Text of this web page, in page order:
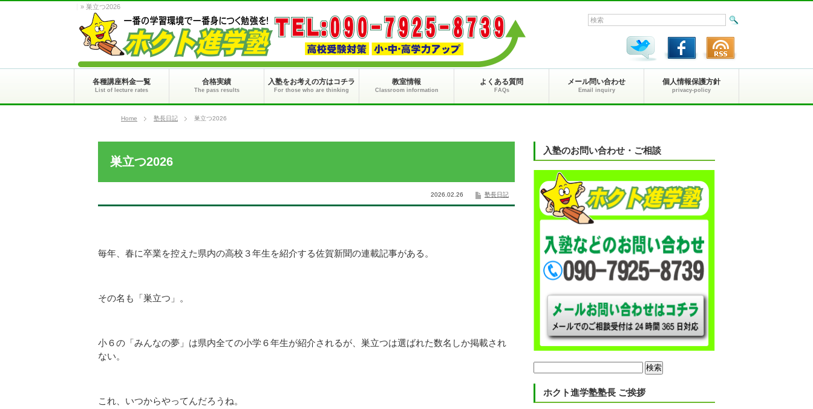
» 巣立つ2026
各種講座料金一覧
List of lecture rates
合格実績
The pass results
入塾をお考えの方はコチラ
For those who are thinking
教室情報
Classroom information
よくある質問
FAQs
メール問い合わせ
Email inquiry
個人情報保護方針
privacy-policy
Home 塾長日記 巣立つ2026
巣立つ2026
塾長日記
2026.02.26
毎年、春に卒業を控えた県内の高校３年生を紹介する佐賀新聞の連載記事がある。
その名も「巣立つ」。
小６の「みんなの夢」は県内全ての小学６年生が紹介されるが、巣立つは選ばれた数名しか掲載され
ない。
これ、いつからやってんだろうね。
入塾のお問い合わせ・ご相談
検
索:
ホクト進学塾塾長 ご挨拶